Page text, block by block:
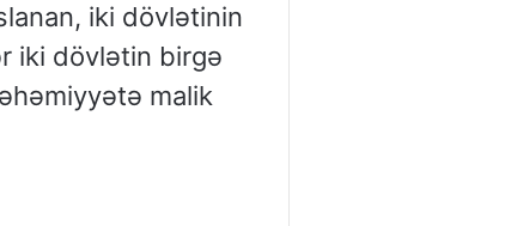
iki dövlətinin
iki dövlətin birgə
malik